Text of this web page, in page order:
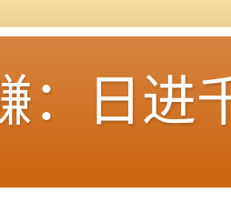
：日进